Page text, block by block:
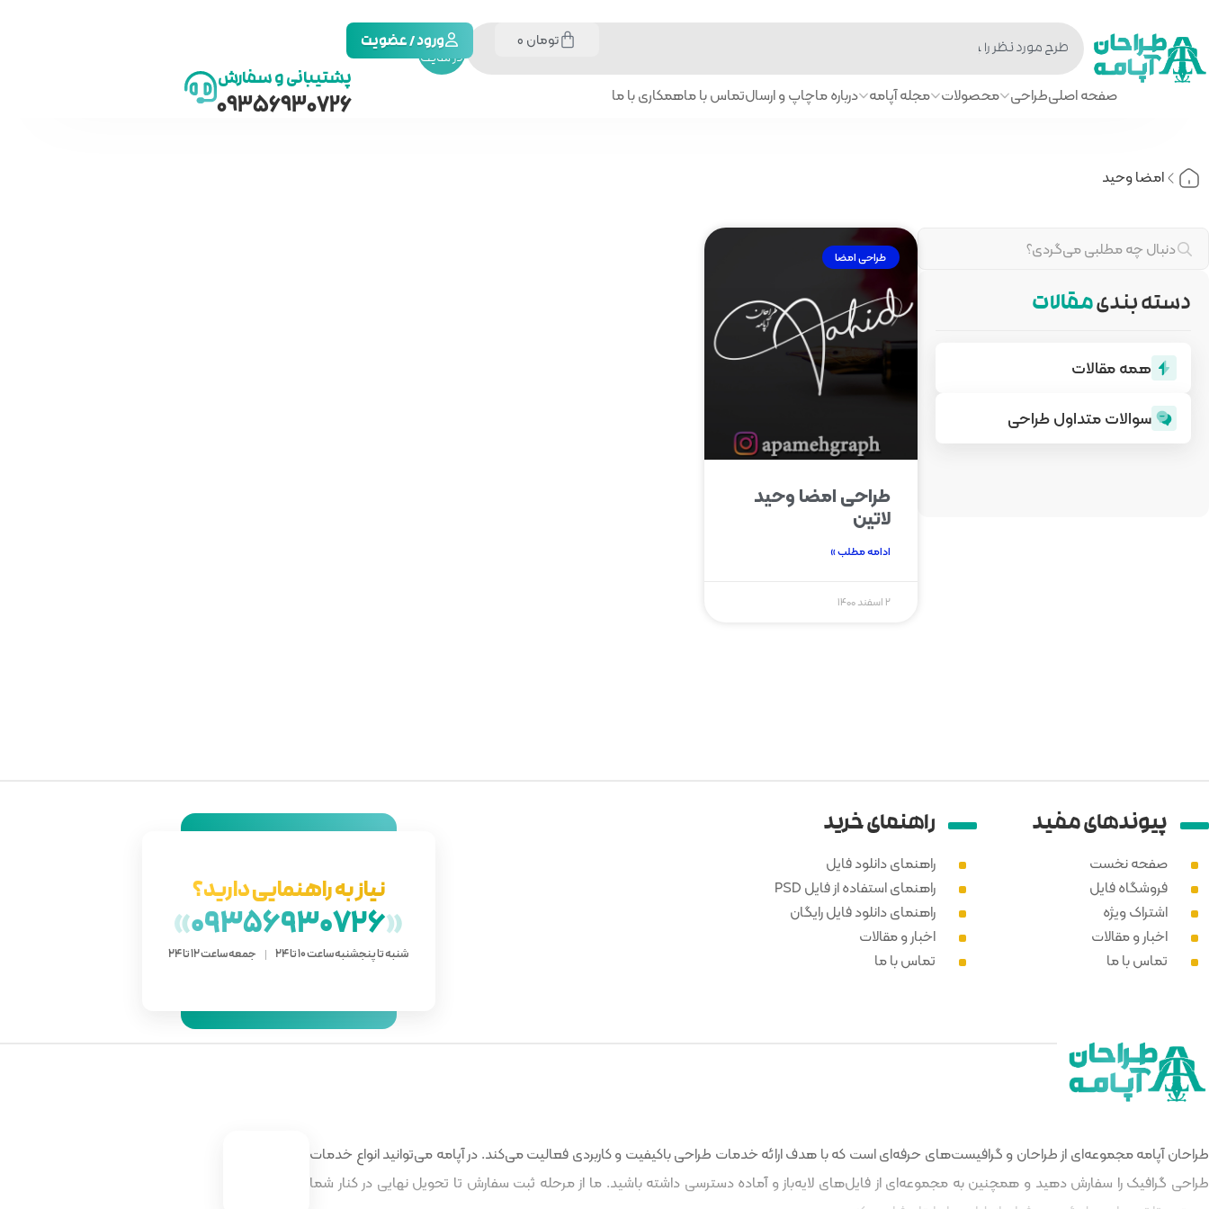
جستجو
در سایت
تومان ورود / عضویت
صفحه اصلیطراحی محصولات مجله آپامه درباره ماچاپ و ارسالتماس با ماهمکاری با ما
پشتیبانی و سفارش
09356930726
امضا وحید
دسته بندیمقالات
همه مقالات
سوالات متداول طراحی
طراحی امضا
طراحی امضا وحید
لاتین
ادامه مطلب »
۲ اسفند ۱۴۰۰
پیوند‌های مفید
صفحه نخست
فروشگاه فایل
اشتراک ویژه
اخبار و مقالات
تماس با ما
راهنمای خرید
راهنمای دانلود فایل
راهنمای استفاده از فایل PSD
راهنمای دانلود فایل رایگان
اخبار و مقالات
تماس با ما
نیاز به راهنمایی دارید؟
«
09356930726
»
شنبه تا پنجشنبه ساعت 10 تا 24 جمعه ساعت 12 تا 24
طراحان آپامه مجموعه‌ای از طراحان و گرافیست‌های حرفه‌ای است که با هدف ارائه خدمات طراحی باکیفیت و کاربردی فعالیت می‌کند. در آپامه می‌توانید انواع خدمات
طراحی گرافیک را سفارش دهید و همچنین به مجموعه‌ای از فایل‌های لایه‌باز و آماده دسترسی داشته باشید. ما از مرحله ثبت سفارش تا تحویل نهایی در کنار شما